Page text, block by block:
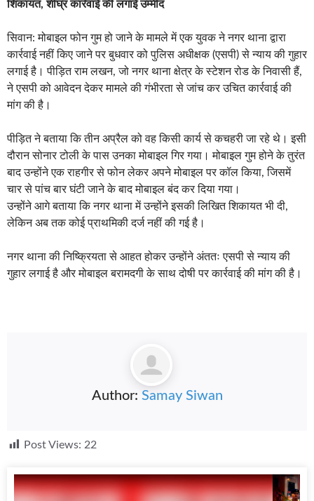
शिकायत, शीघ्र कार्रवाई की लगाई उम्मीद
सिवान: मोबाइल फोन गुम हो जाने के मामले में एक युवक ने नगर थाना द्वारा
कार्रवाई नहीं किए जाने पर बुधवार को पुलिस अधीक्षक (एसपी) से न्याय की गुहार
लगाई है। पीड़ित राम लखन, जो नगर थाना क्षेत्र के स्टेशन रोड के निवासी हैं,
ने एसपी को आवेदन देकर मामले की गंभीरता से जांच कर उचित कार्रवाई की
मांग की है।
पीड़ित ने बताया कि तीन अप्रैल को वह किसी कार्य से कचहरी जा रहे थे। इसी
दौरान सोनार टोली के पास उनका मोबाइल गिर गया। मोबाइल गुम होने के तुरंत
बाद उन्होंने एक राहगीर से फोन लेकर अपने मोबाइल पर कॉल किया, जिसमें
चार से पांच बार घंटी जाने के बाद मोबाइल बंद कर दिया गया।
उन्होंने आगे बताया कि नगर थाना में उन्होंने इसकी लिखित शिकायत भी दी,
लेकिन अब तक कोई प्राथमिकी दर्ज नहीं की गई है।
नगर थाना की निष्क्रियता से आहत होकर उन्होंने अंततः एसपी से न्याय की
गुहार लगाई है और मोबाइल बरामदगी के साथ दोषी पर कार्रवाई की मांग की है।
Author: Samay Siwan
Post Views: 22